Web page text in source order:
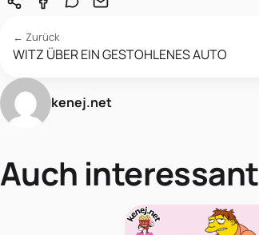
← Zurück
WITZ ÜBER EIN GESTOHLENES AUTO
kenej.net
Auch interessant